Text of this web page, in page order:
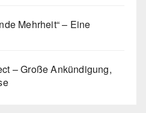
Mehrheit“ – Eine
– Große Ankündigung,